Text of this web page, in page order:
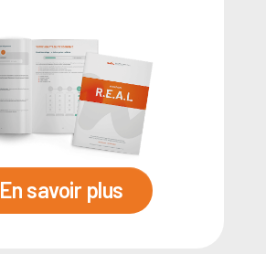
En savoir plus